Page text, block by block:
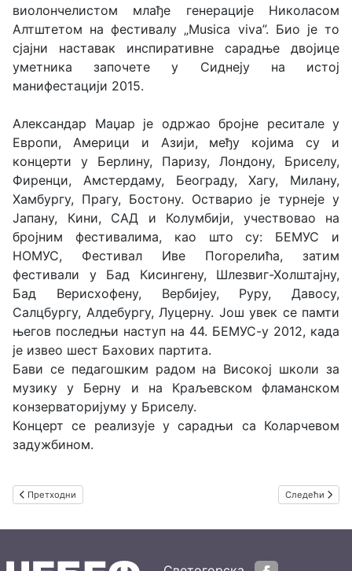
виолончелистом млађе генерације Николасом
Алтштетом на фестивалу „Musica viva”. Био је то
сјајни наставак инспиративне сарадње двојице
уметника започете у Сиднеју на истој
манифестацији 2015.
Александар Маџар је одржао бројне реситале у
Европи, Америци и Азији, међу којима су и
концерти у Берлину, Паризу, Лондону, Бриселу,
Фиренци, Амстердаму, Београду, Хагу, Милану,
Хамбургу, Прагу, Бостону. Остварио је турнеје у
Јапану, Кини, САД и Колумбији, учествовао на
бројним фестивалима, као што су: БЕМУС и
НОМУС, Фестивал Иве Погорелића, затим
фестивали у Бад Кисингену, Шлезвиг-Холштајну,
Бад Верисхофену, Вербијеу, Руру, Давосу,
Салцбургу, Алдебургу, Луцерну. Још увек се памти
његов последњи наступ на 44. БЕМУС-у 2012, када
је извео шест Бахових партита.
Бави се педагошким радом на Високој школи за
музику у Берну и на Краљевском фламанском
конзерваторијуму у Бриселу.
Концерт се реализује у сарадњи са Коларчевом
задужбином.
Претходни чланак: Изванредни Александар Маџар на БЕМУС-у пред
Претходни Следећи
Следећи